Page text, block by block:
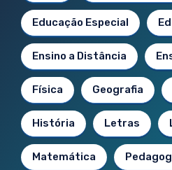
Educação Especial
Ensino a Distância
Física Geografia
História Letras
Matemática